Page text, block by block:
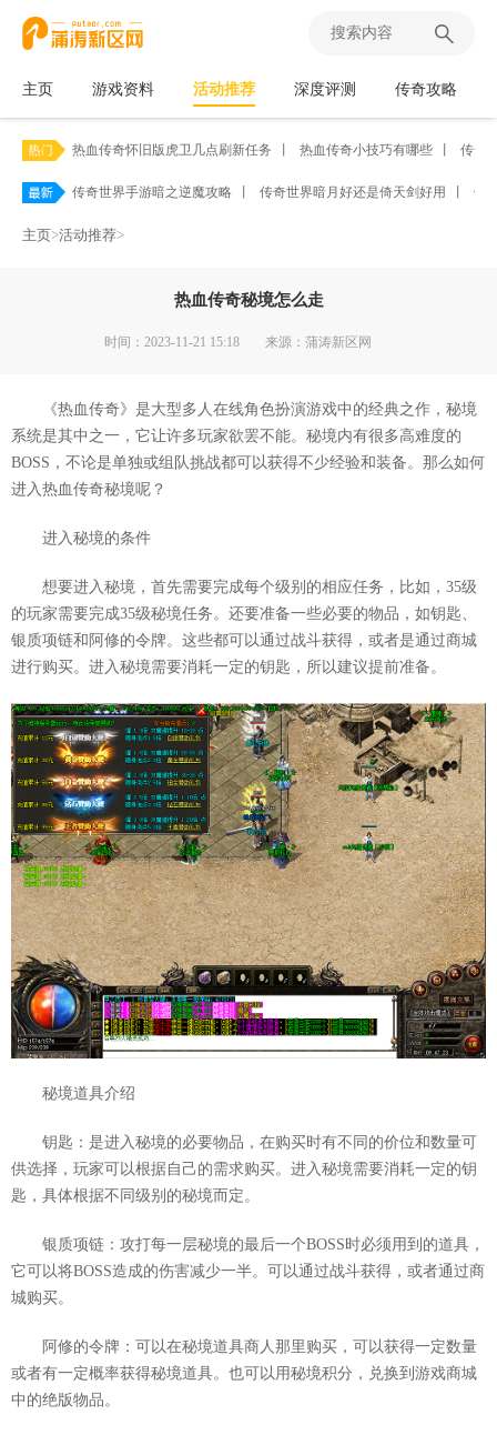
主页 游戏资料 活动推荐 深度评测 传奇攻略
热血传奇怀旧版虎卫几点刷新任务 热血传奇小技巧有哪些 传奇
传奇世界手游暗之逆魔攻略 传奇世界暗月好还是倚天剑好用 传
主页>活动推荐>
热血传奇秘境怎么走
时间：2023-11-21 15:18 来源：蒲涛新区网
《热血传奇》是大型多人在线角色扮演游戏中的经典之作，秘境
系统是其中之一，它让许多玩家欲罢不能。秘境内有很多高难度的
BOSS，不论是单独或组队挑战都可以获得不少经验和装备。那么如何
进入热血传奇秘境呢？
进入秘境的条件
想要进入秘境，首先需要完成每个级别的相应任务，比如，35级
的玩家需要完成35级秘境任务。还要准备一些必要的物品，如钥匙、
银质项链和阿修的令牌。这些都可以通过战斗获得，或者是通过商城
进行购买。进入秘境需要消耗一定的钥匙，所以建议提前准备。
秘境道具介绍
钥匙：是进入秘境的必要物品，在购买时有不同的价位和数量可
供选择，玩家可以根据自己的需求购买。进入秘境需要消耗一定的钥
匙，具体根据不同级别的秘境而定。
银质项链：攻打每一层秘境的最后一个BOSS时必须用到的道具，
它可以将BOSS造成的伤害减少一半。可以通过战斗获得，或者通过商
城购买。
阿修的令牌：可以在秘境道具商人那里购买，可以获得一定数量
或者有一定概率获得秘境道具。也可以用秘境积分，兑换到游戏商城
中的绝版物品。